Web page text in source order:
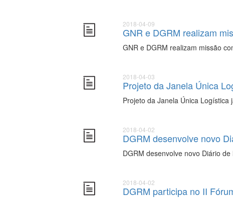
2018-04-09
GNR e DGRM realizam
GNR e DGRM realizam missão
2018-04-03
Projeto da Janela Única
Projeto da Janela Única
2018-04-02
DGRM desenvolve novo
DGRM desenvolve novo Diário de
2018-04-02
DGRM participa no II